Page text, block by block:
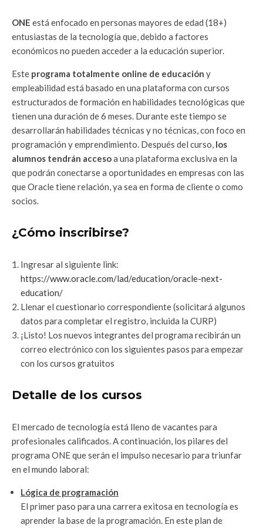
ONE está enfocado en personas mayores de edad (18+)
entusiastas de la tecnología que, debido a factores
económicos no pueden acceder a la educación superior.
Este programa totalmente online de educación y
empleabilidad está basado en una plataforma con cursos
estructurados de formación en habilidades tecnológicas que
tienen una duración de 6 meses. Durante este tiempo se
desarrollarán habilidades técnicas y no técnicas, con foco en
programación y emprendimiento. Después del curso, los
alumnos tendrán accesoa una plataforma exclusiva en la
que podrán conectarse a oportunidades en empresas con las
que Oracle tiene relación, ya sea en forma de cliente o como
socios.
¿Cómo inscribirse?
Ingresar al siguiente link:
https://www.oracle.com/lad/education/oracle-next-
education/
Llenar el cuestionario correspondiente (solicitará algunos
datos para completar el registro, incluida la CURP)
¡Listo! Los nuevos integrantes del programa recibirán un
correo electrónico con los siguientes pasos para empezar
con los cursos gratuitos
Detalle de los cursos
El mercado de tecnología está lleno de vacantes para
profesionales calificados. A continuación, los pilares del
programa ONE que serán el impulso necesario para triunfar
en el mundo laboral:
Lógica de programación
El primer paso para una carrera exitosa en tecnología es
aprender la base de la programación. En este plan de